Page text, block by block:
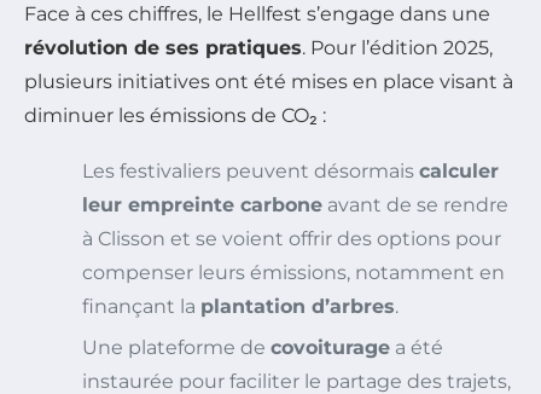
Face à ces chiffres, le Hellfest s’engage dans une
révolution de ses pratiques. Pour l’édition 2025,
plusieurs initiatives ont été mises en place visant à
diminuer les émissions de CO₂ :
Les festivaliers peuvent désormais calculer
leur empreinte carbone avant de se rendre
à Clisson et se voient offrir des options pour
compenser leurs émissions, notamment en
finançant la plantation d’arbres.
Une plateforme de covoiturage a été
instaurée pour faciliter le partage des trajets,